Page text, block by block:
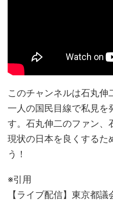
このチャンネルは石丸伸
一人の国民目線で私見を
す。石丸伸二のファン、
現状の日本を良くするた
う！
※引用
【ライブ配信】東京都